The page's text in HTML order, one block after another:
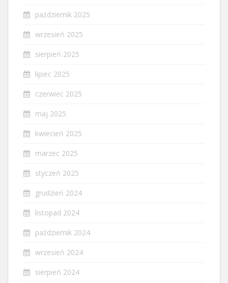
październik 2025
wrzesień 2025
sierpień 2025
lipiec 2025
czerwiec 2025
maj 2025
kwiecień 2025
marzec 2025
styczeń 2025
grudzień 2024
listopad 2024
październik 2024
wrzesień 2024
sierpień 2024